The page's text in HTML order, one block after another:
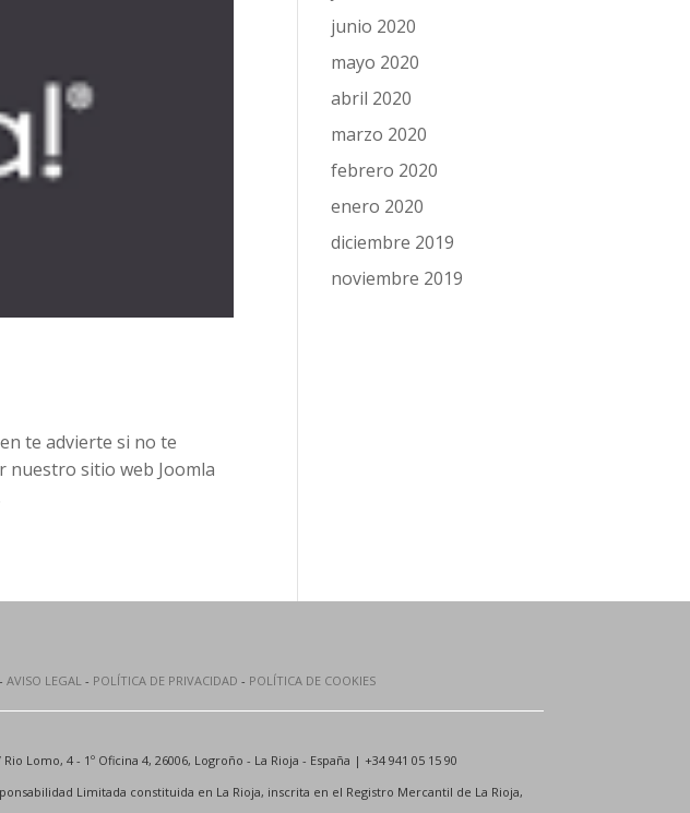
te advierte si no te
nuestro sitio web Joomla
junio 2020
mayo 2020
abril 2020
marzo 2020
febrero 2020
enero 2020
diciembre 2019
noviembre 2019
AVISO LEGAL- POLÍTICA DE PRIVACIDAD - POLÍTICA DE COOKIES
Rio Lomo, 4 - 1º Oficina 4, 26006, Logroño - La Rioja - España | +34 941 05 15 90
Limitada constituida en La Rioja, inscrita en el Registro Mercantil de La Rioja,